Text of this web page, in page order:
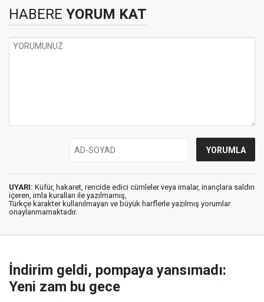
HABERE YORUM KAT
UYARI: Küfür, hakaret, rencide edici cümleler veya imalar, inançlara saldırı
içeren, imla kuralları ile yazılmamış,
Türkçe karakter kullanılmayan ve büyük harflerle yazılmış yorumlar
onaylanmamaktadır.
İndirim geldi, pompaya yansımadı:
Yeni zam bu gece